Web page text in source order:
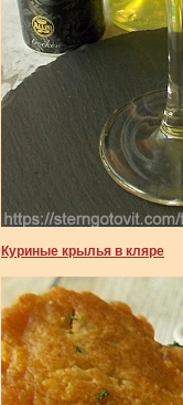
Куриные крылья в кляре